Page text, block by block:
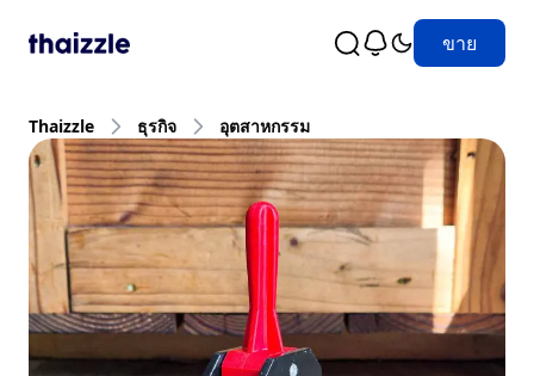
ขาย
Thaizzle ธุรกิจ อุตสาหกรรม